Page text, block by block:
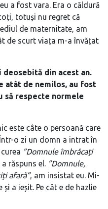
a fost vara. Era o căldură
totuși nu regret că
de maternitate, am
de scurt viața m-a învățat
din acest an.
atât de nemilos, au fost
să respecte normele
este câte o persoană care
o zi un domn a intrat în
”Domnule îmbrăcați
a răspuns el. ”Domnule,
afară”, am insistat eu. Mi-
a ieșit. Pe cât e de hazlie